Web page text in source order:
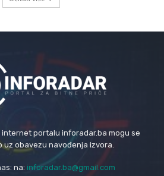
portalu inforadar.ba mogu se
uz obavezu navođenja izvora.
na: inforadar.ba@gmail.com